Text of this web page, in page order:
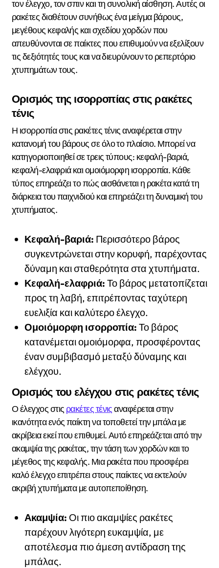
τον έλεγχο, τον σπιν και τη συνολική αίσθηση. Αυτές οι
ρακέτες διαθέτουν συνήθως ένα μείγμα βάρους,
μεγέθους κεφαλής και σχεδίου χορδών που
απευθύνονται σε παίκτες που επιθυμούν να εξελίξουν
τις δεξιότητές τους και να διευρύνουν το ρεπερτόριο
χτυπημάτων τους.
Ορισμός της ισορροπίας στις ρακέτες
τένις
Η ισορροπία στις ρακέτες τένις αναφέρεται στην
κατανομή του βάρους σε όλο το πλαίσιο. Μπορεί να
κατηγοριοποιηθεί σε τρεις τύπους: κεφαλή-βαριά,
κεφαλή-ελαφριά και ομοιόμορφη ισορροπία. Κάθε
τύπος επηρεάζει το πώς αισθάνεται η ρακέτα κατά τη
διάρκεια του παιχνιδιού και επηρεάζει τη δυναμική του
χτυπήματος.
Κεφαλή-βαριά: Περισσότερο βάρος
συγκεντρώνεται στην κορυφή, παρέχοντας
δύναμη και σταθερότητα στα χτυπήματα.
Κεφαλή-ελαφριά: Το βάρος μετατοπίζεται
προς τη λαβή, επιτρέποντας ταχύτερη
ευελιξία και καλύτερο έλεγχο.
Ομοιόμορφη ισορροπία: Το βάρος
κατανέμεται ομοιόμορφα, προσφέροντας
έναν συμβιβασμό μεταξύ δύναμης και
ελέγχου.
Ορισμός του ελέγχου στις ρακέτες τένις
Ο έλεγχος στις ρακέτες τένιςαναφέρεται στην
ικανότητα ενός παίκτη να τοποθετεί την μπάλα με
ακρίβεια εκεί που επιθυμεί. Αυτό επηρεάζεται από την
ακαμψία της ρακέτας, την τάση των χορδών και το
μέγεθος της κεφαλής. Μια ρακέτα που προσφέρει
καλό έλεγχο επιτρέπει στους παίκτες να εκτελούν
ακριβή χτυπήματα με αυτοπεποίθηση.
Ακαμψία: Οι πιο ακαμψίες ρακέτες
παρέχουν λιγότερη ευκαμψία, με
αποτέλεσμα πιο άμεση αντίδραση της
μπάλας.